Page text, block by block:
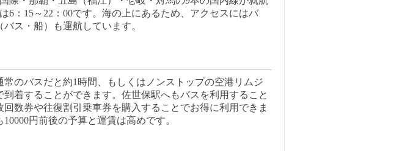
6：15～22：00です。海の上にあるため、アクセスにはバ
ス・船）も運航しています。
のバスだと約1時間、もしくはノンストップの空港リムジ
着することができます。佐世保駅へもバスを利用すること
数券や往復割引乗車券を購入することでお得に利用できま
円前後の予算と運賃は高めです。